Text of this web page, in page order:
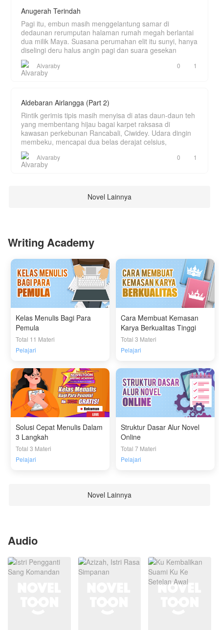
Anugerah Terindah
Pagi itu, embun masih menggelantung samar di
dedaunan rerumputan halaman rumah megah berlantai
dua milik Maya. Suasana perumahan elit itu sunyi, hanya
diselingi deru halus angin pagi dan suara gesekan
Alvaraby 0 1
Aldebaran Airlangga (Part 2)
Rintik gerimis tipis masih menyisa di atas daun-daun teh
yang membentang hijau bagai karpet raksasa di
kawasan perkebunan Rancabali, Ciwidey. Udara dingin
membeku, mencapai dua belas derajat celsius,
Alvaraby 0 1
Novel Lainnya
Writing Academy
Kelas Menulis Bagi Para
Pemula
Total 11 Materi
Pelajari
Cara Membuat Kemasan
Karya Berkualitas Tinggi
Total 3 Materi
Pelajari
Solusi Cepat Menulis Dalam
3 Langkah
Total 3 Materi
Pelajari
Struktur Dasar Alur Novel
Online
Total 7 Materi
Pelajari
Novel Lainnya
Audio